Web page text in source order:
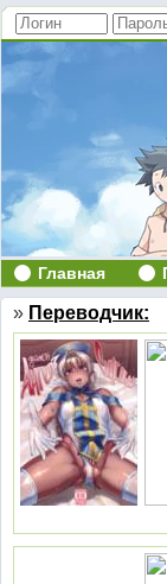
Главная
» Переводчик: